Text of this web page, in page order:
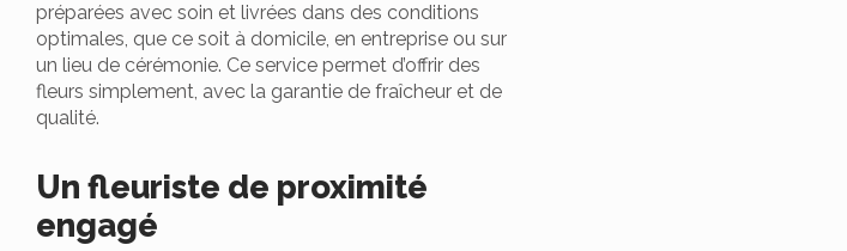
préparées avec soin et livrées dans des conditions
optimales, que ce soit à domicile, en entreprise ou sur
un lieu de cérémonie. Ce service permet d’offrir des
fleurs simplement, avec la garantie de fraîcheur et de
qualité.
Un fleuriste de proximité
engagé